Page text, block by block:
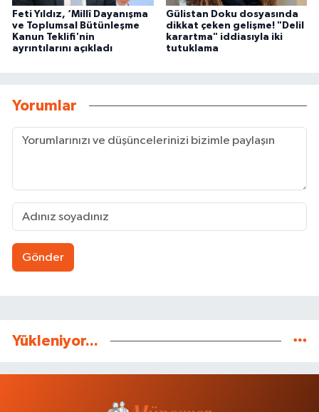
Feti Yıldız, ‘Millî Dayanışma
ve Toplumsal Bütünleşme
Kanun Teklifi'nin
ayrıntılarını açıkladı
Gülistan Doku dosyasında
dikkat çeken gelişme! "Delil
karartma" iddiasıyla iki
tutuklama
Yorumlar
Gönder
Yükleniyor...